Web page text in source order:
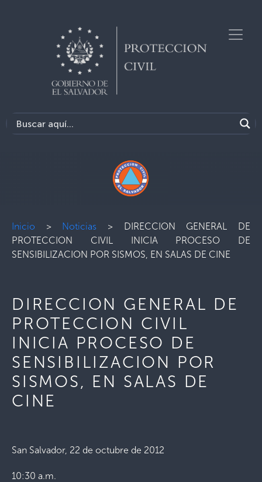
Inicio > Noticias > DIRECCION GENERAL DE
PROTECCION CIVIL INICIA PROCESO DE
SENSIBILIZACION POR SISMOS, EN SALAS DE CINE
DIRECCION GENERAL DE
PROTECCION CIVIL
INICIA PROCESO DE
SENSIBILIZACION POR
SISMOS, EN SALAS DE
CINE
San Salvador, 22 de octubre de 2012
10:30 a.m.